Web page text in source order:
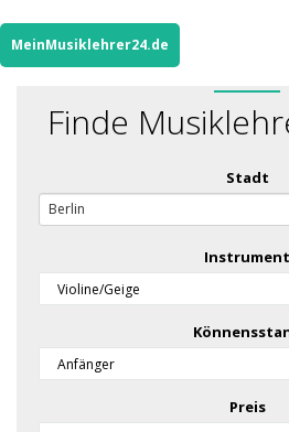
MeinMusiklehrer24.de
Finde
Stadt
Berlin
Instrument
Preis